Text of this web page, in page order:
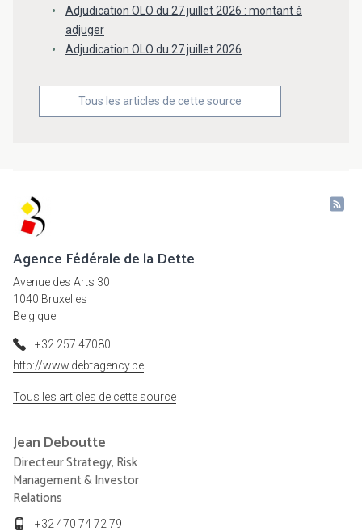
Adjudication OLO du 27 juillet 2026 : montant à
adjuger
Adjudication OLO du 27 juillet 2026
Tous les articles de cette source
Agence Fédérale de la Dette
Avenue des Arts 30
1040 Bruxelles
Belgique
+32 257 47080
http://www.debtagency.be
Tous les articles de cette source
Jean Deboutte
Directeur Strategy, Risk
Management & Investor
Relations
+32 470 74 72 79